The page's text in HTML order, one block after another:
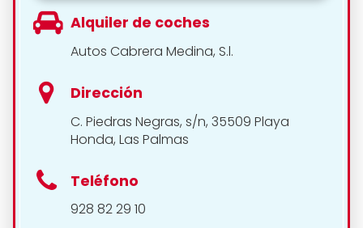
Alquiler de coches
Autos Cabrera Medina, S.l.
Dirección
C. Piedras Negras, s/n, 35509 Playa
Honda, Las Palmas
Teléfono
928 82 29 10